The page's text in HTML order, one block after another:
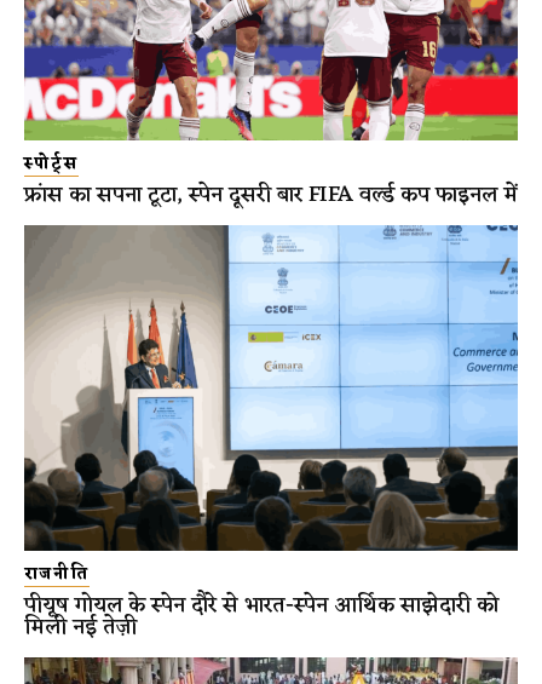
स्पोर्ट्स
फ्रांस का सपना टूटा, स्पेन दूसरी बार FIFA वर्ल्ड कप फाइनल में
राजनीति
पीयूष गोयल के स्पेन दौरे से भारत-स्पेन आर्थिक साझेदारी को
मिली नई तेज़ी